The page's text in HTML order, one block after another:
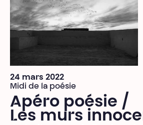
24 mars 2022
Midi de la poésie
Apéro poésie /
Les murs